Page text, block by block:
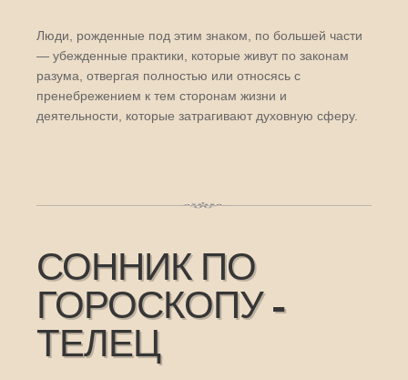
Люди, рожденные под этим знаком, по большей части
— убежденные практики, которые живут по законам
разума, отвергая полностью или относясь с
пренебрежением к тем сторонам жизни и
деятельности, которые затрагивают духовную сферу.
СОННИК ПО
ГОРОСКОПУ -
ТЕЛЕЦ